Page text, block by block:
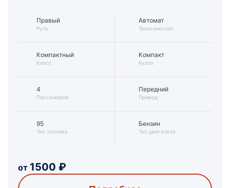
Правый
Руль
Компактный
Класс
Автомат
Трансмиссия
Компакт
Кузов
4
Пассажиров
95
Тип топлива
Передний
Привод
Бензин
Тип двигателя
от 1500 ₽